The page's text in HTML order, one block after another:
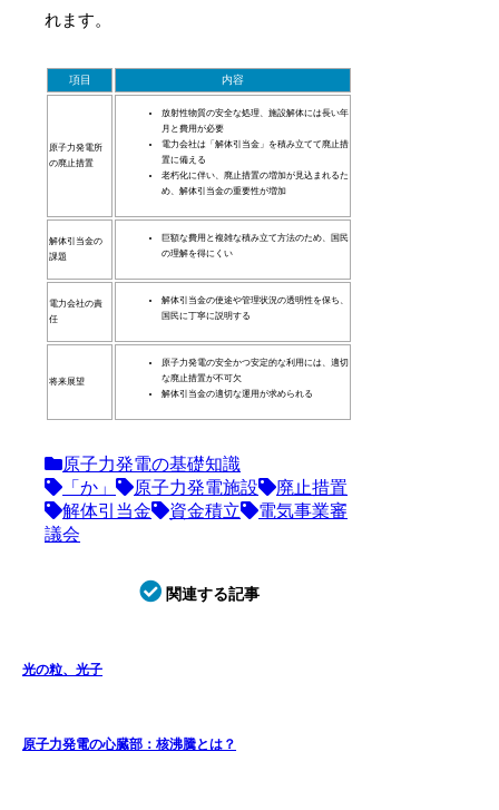
れます。
項目 内容
原子力発電所
の廃止措置
放射性物質の安全な処理、施設解体には長い年
月と費用が必要
電力会社は「解体引当金」を積み立てて廃止措
置に備える
老朽化に伴い、廃止措置の増加が見込まれるた
め、解体引当金の重要性が増加
解体引当金の
課題
巨額な費用と複雑な積み立て方法のため、国民
の理解を得にくい
電力会社の責
任
解体引当金の使途や管理状況の透明性を保ち、
国民に丁寧に説明する
将来展望
原子力発電の安全かつ安定的な利用には、適切
な廃止措置が不可欠
解体引当金の適切な運用が求められる
原子力発電の基礎知識
「か」
原子力発電施設
廃止措置
解体引当金
資金積立
電気事業審
議会
関連する記事
光の粒、光子
原子力発電の心臓部：核沸騰とは？